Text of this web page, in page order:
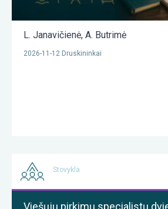
L. Janavičienė, A. Butrimė
2026-11-12 Druskininkai
Stovykla
Viešųjų pirkimų specialistų